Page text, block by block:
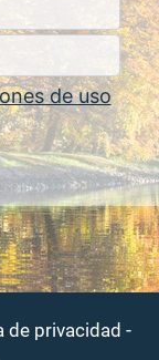
de uso
de privacidad -